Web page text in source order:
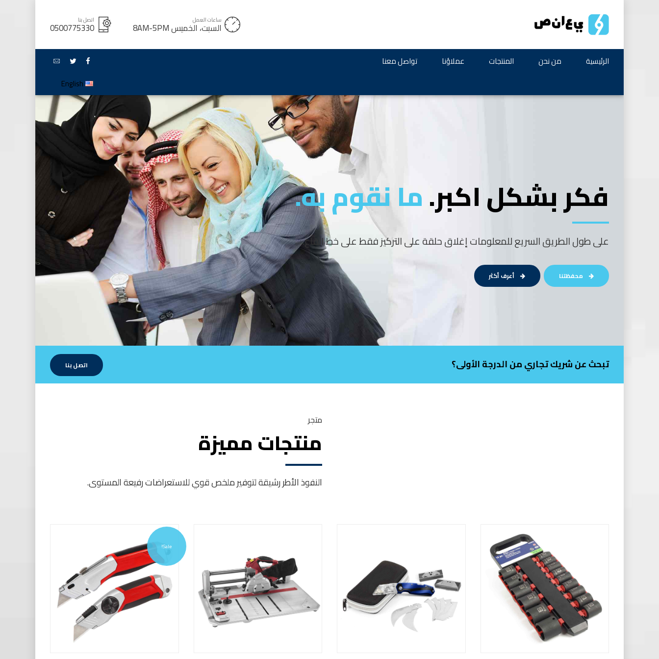
ساعات العمل
السبت، الخميس 8AM-5PM
اتصل بنا
0500775330
English
الرئيسية من نحن المنتجات عملاؤنا تواصل معنا
فكر بشكل اكبر.ما نقوم به.
على طول الطريق السريع للمعلومات إغلاق حلقة على التركيز فقط على خط القاع.
محفظتنا أعرف أكثر
تبحث عن شريك تجاري من الدرجة الأولى؟ اتصل بنا
متجر
منتجات مميزة
النفوذ الأطر رشيقة لتوفير ملخص قوي للاستعراضات رفيعة المستوى.
Sale!